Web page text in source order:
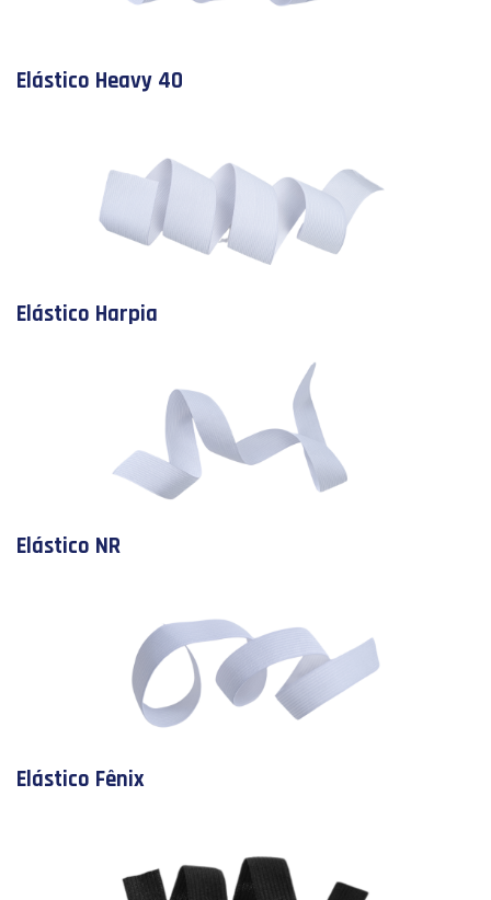
Elástico Heavy 40
Elástico Harpia
Elástico NR
Elástico Fênix